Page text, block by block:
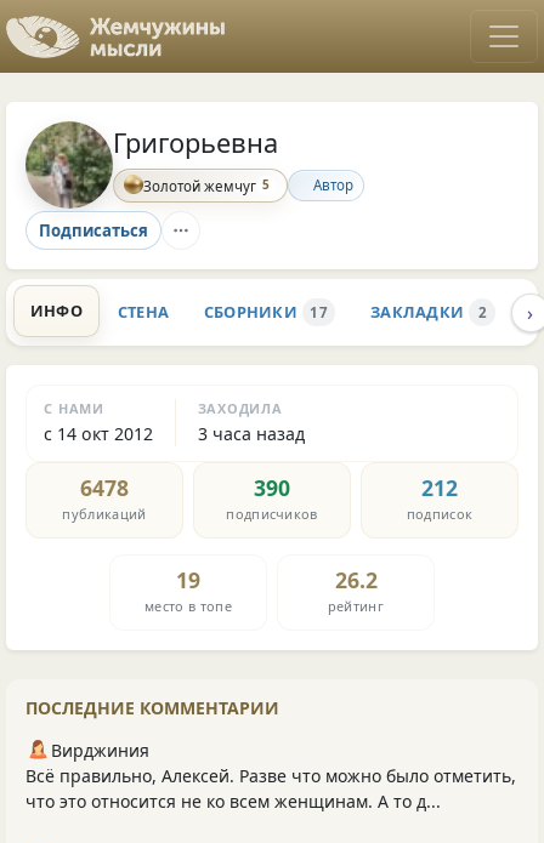
Григорьевна
Золотой жемчуг 5 Автор
Подписаться
ИНФО СТЕНА СБОРНИКИ 17 ЗАКЛАДКИ 2 ›
С НАМИ
с 14 окт 2012
ЗАХОДИЛА
3 часа назад
6478
публикаций
390
подписчиков
212
подписок
19
место в топе
26.2
рейтинг
ПОСЛЕДНИЕ КОММЕНТАРИИ
Вирджиния
Всё правильно, Алексей. Разве что можно было отметить,
что это относится не ко всем женщинам. А то д...